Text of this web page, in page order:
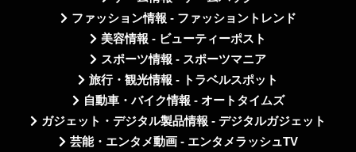
ファッション情報 - ファッショントレンド
美容情報 - ビューティーポスト
スポーツ情報 - スポーツマニア
旅行・観光情報 - トラベルスポット
自動車・バイク情報 - オートタイムズ
ガジェット・デジタル製品情報 - デジタルガジェット
芸能・エンタメ動画 - エンタメラッシュTV